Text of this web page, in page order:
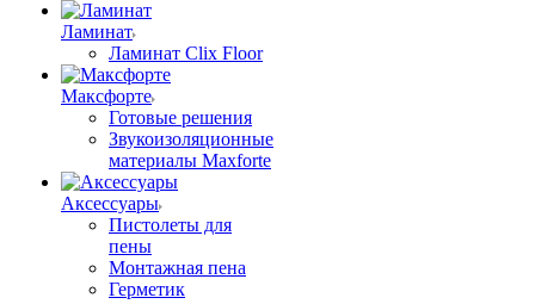
Ламинат
Ламинат Clix Floor
Максфорте
Готовые решения
Звукоизоляционные
материалы Maxforte
Аксессуары
Пистолеты для
пены
Монтажная пена
Герметик